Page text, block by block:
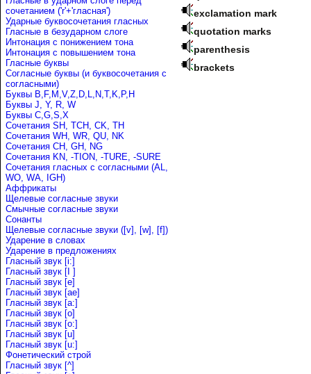
сочетанием ('r'+'гласная')
Ударные буквосочетания гласных
Гласные в безударном слоге
Интонация с понижением тона
Интонация с повышением тона
Гласные буквы
Согласные буквы (и буквосочетания с
согласными)
Буквы B,F,M,V,Z,D,L,N,T,K,P,H
Буквы J, Y, R, W
Буквы C,G,S,X
Сочетания SH, TCH, CK, TH
Сочетания WH, WR, QU, NK
Сочетания CH, GH, NG
Сочетания KN, -TION, -TURE, -SURE
Сочетания гласных с согласными (AL,
WO, WA, IGH)
Аффрикаты
Щелевые согласные звуки
Cмычные согласные звуки
Сонанты
Щелевые согласные звуки ([v], [w], [f])
Ударение в словах
Ударениe в предложениях
Гласный звук [i:]
Гласный звук [I ]
Гласный звук [e]
Гласный звук [ae]
Гласный звук [a:]
Гласный звук [o]
Гласный звук [o:]
Гласный звук [u]
Гласный звук [u:]
Фонетический строй
Гласный звук [^]
exclamation mark
quotation marks
parenthesis
brackets